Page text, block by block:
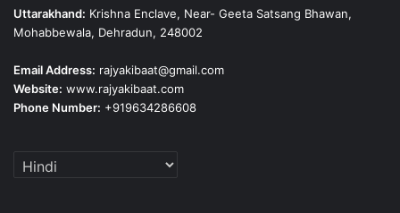
Uttarakhand: Krishna Enclave, Near- Geeta Satsang Bhawan,
Mohabbewala, Dehradun, 248002
Email Address: rajyakibaat@gmail.com
Website: www.rajyakibaat.com
Phone Number: +919634286608